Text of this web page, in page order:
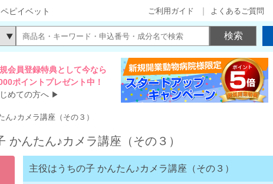
ピイベット ご利用ガイド よくあるご質問
会員登録特典として今なら
ポイントプレゼント中！
めての方へ ▶
ん♪カメラ講座（その３）
かんたん♪カメラ講座（その３）
主役はうちの子 かんたん♪カメラ講座（その３）